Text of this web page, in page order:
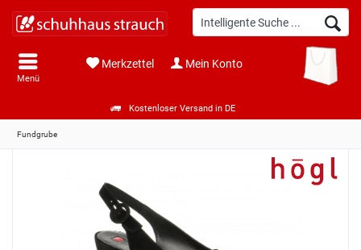
Kostenloser Versand in DE
Menü
Merkzettel Mein Konto
Fundgrube